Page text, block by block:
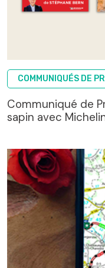
COMMUNIQUÉS DE
Communiqué de
sapin avec